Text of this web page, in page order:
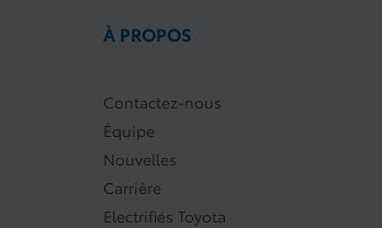
À PROPOS
Contactez-nous
Équipe
Nouvelles
Carrière
Electrifiés Toyota